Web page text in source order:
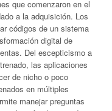
que comenzaron en el
a la adquisición. Los
códigos de un sistema
digital de
Del escepticismo a
las aplicaciones
de nicho o poco
en múltiples
manejar preguntas